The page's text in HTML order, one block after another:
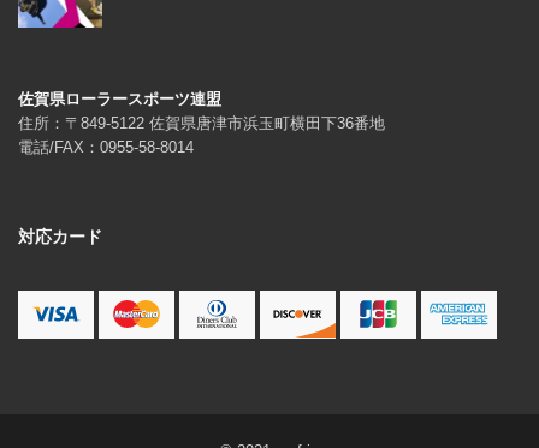
佐賀県ローラースポーツ連盟
住所：〒849-5122 佐賀県唐津市浜玉町横田下36番地
電話/FAX：0955-58-8014
対応カード